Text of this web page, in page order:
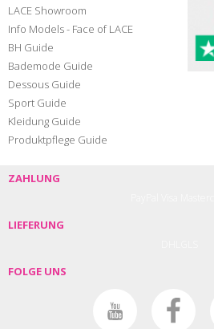
LACE Showroom
Info Models - Face of LACE
BH Guide
Bademode Guide
Dessous Guide
Sport Guide
Kleidung Guide
Produktpflege Guide
ZAHLUNG
LIEFERUNG
FOLGE UNS